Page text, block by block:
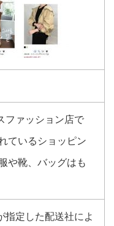
ファッション店で
ているショッピン
や靴、バッグはも
指定した配送社によ